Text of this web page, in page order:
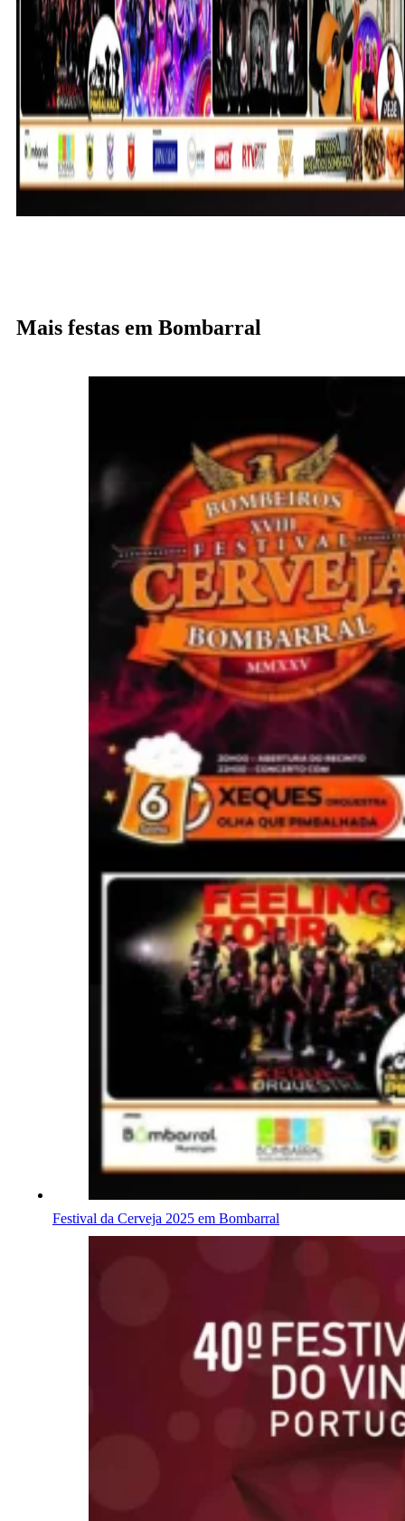
Mais festas em Bombarral
Festival da Cerveja 2025 em Bombarral